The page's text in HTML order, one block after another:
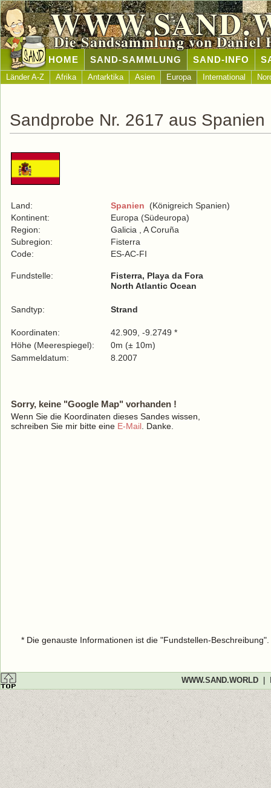
Die Sandsammlung von Daniel
HOME SAND-SAMMLUNG SAND-INFO
Länder A-Z Afrika Antarktika Asien Europa International
Sandprobe Nr. 2617 aus Spanien
Land: Spanien (Königreich Spanien)
Kontinent:
Europa (Südeuropa)
Region:
Galicia , A Coruña
Subregion:
Fisterra
Code:
ES-AC-FI
Fundstelle:
Fisterra, Playa da Fora
North Atlantic Ocean
Sandtyp: Strand
Koordinaten:
42.909, -9.2749 *
Höhe (Meerespiegel):
0m (± 10m)
Sammeldatum:
8.2007
Sorry, keine "Google Map" vorhanden !
Wenn Sie die Koordinaten dieses Sandes wissen,
schreiben Sie mir bitte eine E-Mail . Danke.
* Die genauste Informationen ist die "Fundstellen-
WWW.SAND.WORLD|